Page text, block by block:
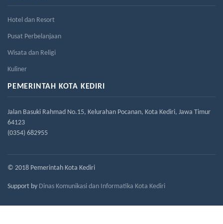
Hotel dan Resort
Pusat Perbelanjaan
Wisata dan Religi
Kuliner
PEMERINTAH KOTA KEDIRI
Jalan Basuki Rahmad No.15, Kelurahan Pocanan, Kota Kediri, Jawa Timur
64123
(0354) 682955
© 2018 Pemerintah Kota Kediri
Support by Dinas Komunikasi dan Informatika Kota Kediri